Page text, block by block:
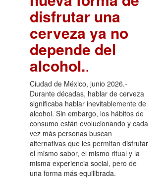
disfrutar una
cerveza ya no
depende del
alcohol..
Ciudad de México, junio 2026.-
Durante décadas, hablar de cerveza
significaba hablar inevitablemente de
alcohol. Sin embargo, los hábitos de
consumo están evolucionando y cada
vez más personas buscan
alternativas que les permitan disfrutar
el mismo sabor, el mismo ritual y la
misma experiencia social, pero de
una forma más equilibrada.